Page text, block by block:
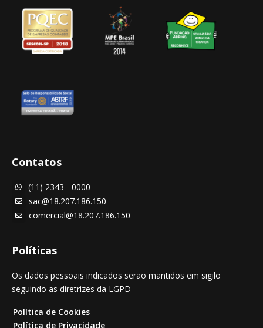
Contatos
 (11) 2343 - 0000
 sac@18.207.186.150
 comercial@18.207.186.150
Políticas
Os dados pessoais indicados serão mantidos em sigilo
seguindo as diretrizes da LGPD
Política de Cookies
Política de Privacidade